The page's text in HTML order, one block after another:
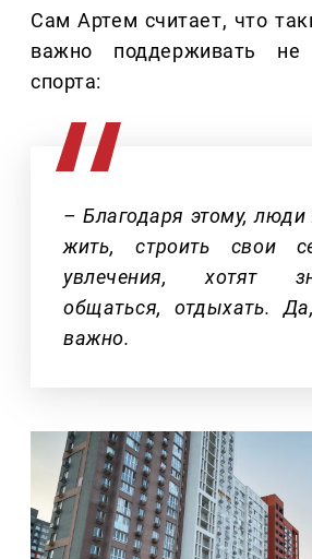
Сам Артем считает, что
важно поддерживать
спорта:
– Благодаря этому, люди
жить, строить свои
увлечения, хотят
общаться, отдыхать.
важно.